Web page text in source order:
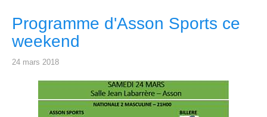
Programme d'Asson Sports ce
weekend
24 mars 2018